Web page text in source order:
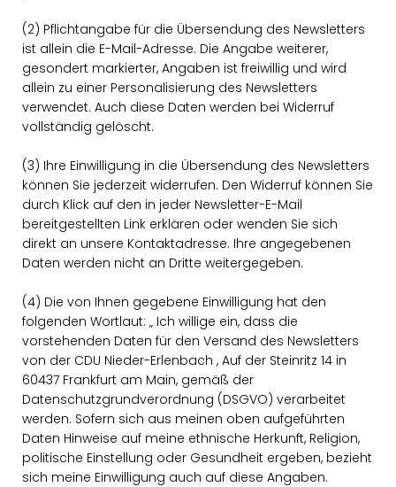
(2) Pflichtangabe für die Übersendung des Newsletters
ist allein die E-Mail-Adresse. Die Angabe weiterer,
gesondert markierter, Angaben ist freiwillig und wird
allein zu einer Personalisierung des Newsletters
verwendet. Auch diese Daten werden bei Widerruf
vollständig gelöscht.
(3) Ihre Einwilligung in die Übersendung des Newsletters
können Sie jederzeit widerrufen. Den Widerruf können Sie
durch Klick auf den in jeder Newsletter-E-Mail
bereitgestellten Link erklären oder wenden Sie sich
direkt an unsere Kontaktadresse. Ihre angegebenen
Daten werden nicht an Dritte weitergegeben.
(4) Die von Ihnen gegebene Einwilligung hat den
folgenden Wortlaut: „ Ich willige ein, dass die
vorstehenden Daten für den Versand des Newsletters
von der CDU Nieder-Erlenbach , Auf der Steinritz 14 in
60437 Frankfurt am Main, gemäß der
Datenschutzgrundverordnung (DSGVO) verarbeitet
werden. Sofern sich aus meinen oben aufgeführten
Daten Hinweise auf meine ethnische Herkunft, Religion,
politische Einstellung oder Gesundheit ergeben, bezieht
sich meine Einwilligung auch auf diese Angaben.